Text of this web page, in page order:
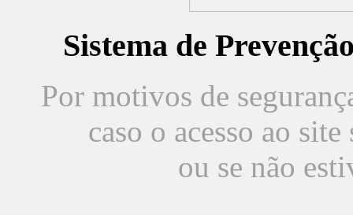
Sistema de
Por motivos de
caso o acesso ao
ou se não